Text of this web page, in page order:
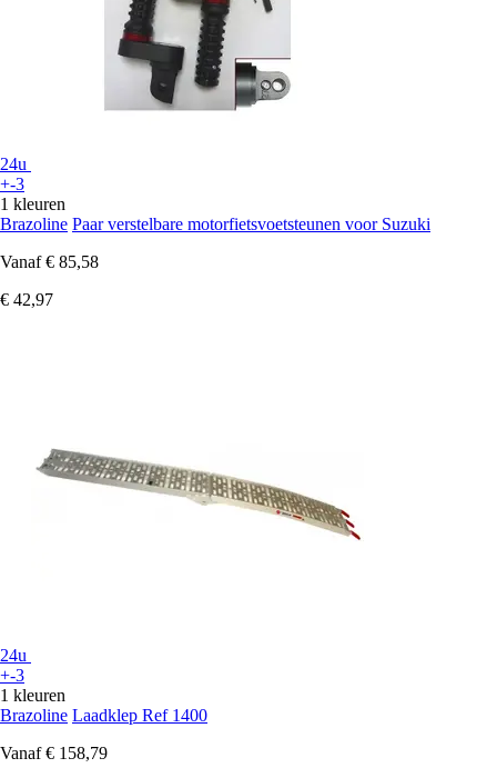
24u
+-3
1 kleuren
Brazoline Paar verstelbare motorfietsvoetsteunen voor Suzuki
Vanaf € 85,58
€ 42,97
24u
+-3
1 kleuren
Brazoline Laadklep Ref 1400
Vanaf € 158,79